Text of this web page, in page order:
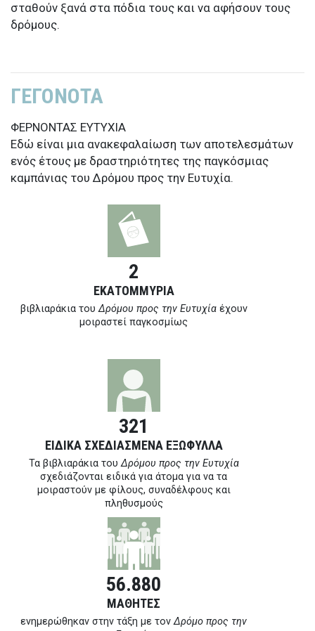
σταθούν ξανά στα πόδια τους και να αφήσουν τους
δρόμους.
ΓΕΓΟΝΟΤΑ
ΦΕΡΝΟΝΤΑΣ ΕΥΤΥΧΙΑ
Εδώ είναι μια ανακεφαλαίωση των αποτελεσμάτων
ενός έτους με δραστηριότητες της παγκόσμιας
καμπάνιας του Δρόμου προς την Ευτυχία.
2
ΕΚΑΤΟΜΜΥΡΙΑ
βιβλιαράκια τουΔρόμου προς την Ευτυχία έχουν
μοιραστεί παγκοσμίως
321
ΕΙΔΙΚΑ ΣΧΕΔΙΑΣΜΕΝΑ ΕΞΩΦΥΛΛΑ
Τα βιβλιαράκια τουΔρόμου προς την Ευτυχία
σχεδιάζονται ειδικά για άτομα για να τα
μοιραστούν με φίλους, συναδέλφους και
πληθυσμούς
56.880
ΜΑΘΗΤΕΣ
ενημερώθηκαν στην τάξη με τονΔρόμο προς την